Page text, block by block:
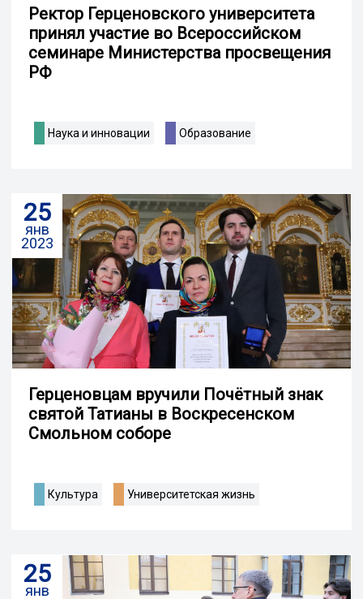
Ректор Герценовского университета
принял участие во Всероссийском
семинаре Министерства просвещения
РФ
Наука и инновации Образование
25
янв
2023
Герценовцам вручили Почётный знак
святой Татианы в Воскресенском
Смольном соборе
Культура Университетская жизнь
25
янв